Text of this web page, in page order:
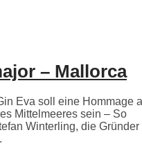
– Mallorca
Eva soll eine Hommage
Mittelmeeres sein – So
Winterling, die Gründer